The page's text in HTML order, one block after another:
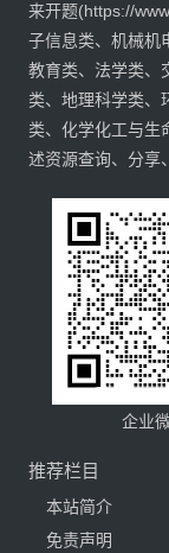
来开题(https://
子信息类、机械机
教育类、法学类、
类、地理科学类、
类、化学化工与生
述资源查询、分享
企业
推荐栏目
本站简介
免责声明